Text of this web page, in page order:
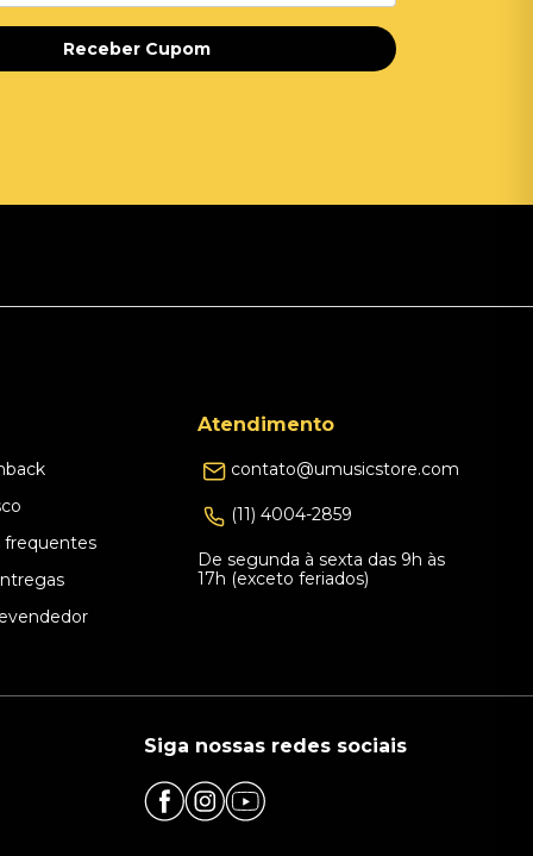
Receber Cupom
frequentes
Atendimento
contato@umusicstore.com
(11) 4004-2859
De segunda à sexta das 9h às
17h (exceto feriados)
Siga nossas redes sociais